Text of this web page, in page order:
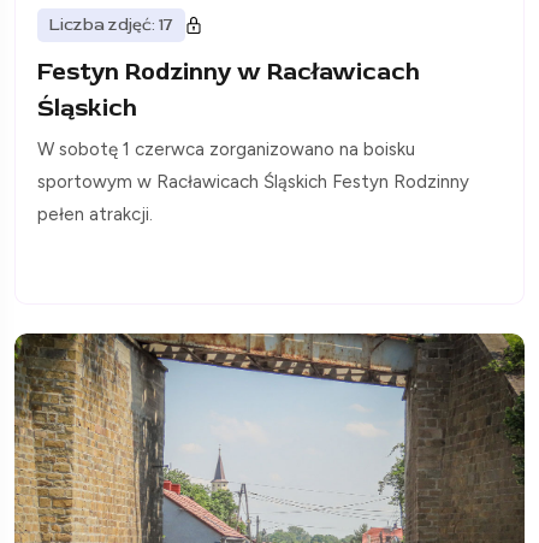
Liczba zdjęć: 17
Festyn Rodzinny w Racławicach
Śląskich
W sobotę 1 czerwca zorganizowano na boisku
sportowym w Racławicach Śląskich Festyn Rodzinny
pełen atrakcji.